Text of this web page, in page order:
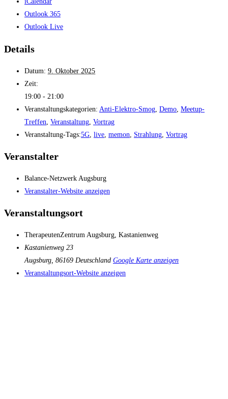
Outlook 365
Outlook Live
Details
Datum: 9. Oktober 2025
Zeit:
19:00 - 21:00
Veranstaltungskategorien: Anti-Elektro-Smog Demo Meetup-
Treffen Veranstaltung Vortrag
Veranstaltung-Tags:5G live memon Strahlung Vortrag
Veranstalter
Balance-Netzwerk Augsburg
Veranstalter-Website anzeigen
Veranstaltungsort
TherapeutenZentrum Augsburg, Kastanienweg
Kastanienweg 23
Augsburg 86169 Deutschland Google Karte anzeigen
Veranstaltungsort-Website anzeigen